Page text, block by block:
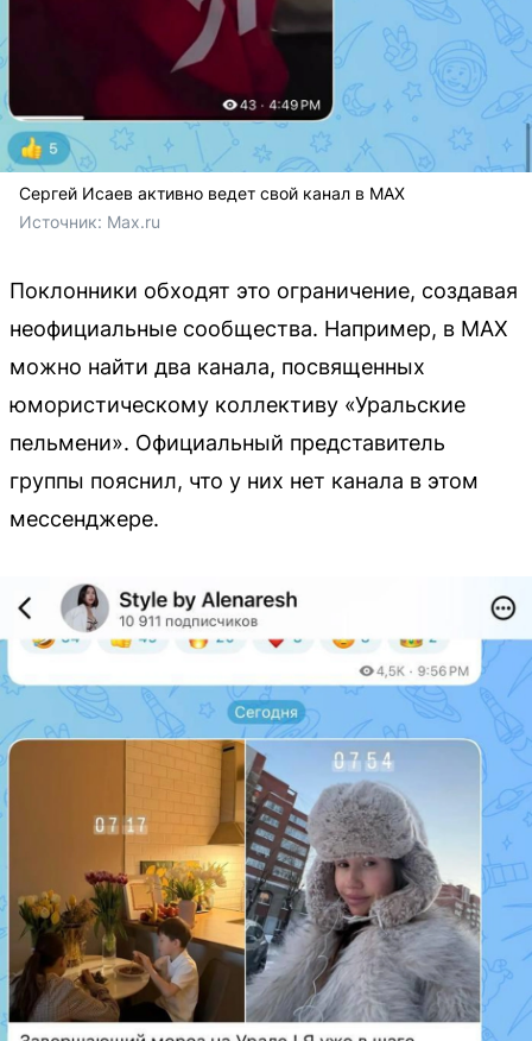
Сергей Исаев активно ведет свой канал в MAX
Источник: Max.ru
Поклонники обходят это ограничение, создавая
неофициальные сообщества. Например, в MAX
можно найти два канала, посвященных
юмористическому коллективу «Уральские
пельмени». Официальный представитель
группы пояснил, что у них нет канала в этом
мессенджере.